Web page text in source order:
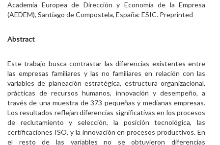
Academia Europea de Dirección y Economía de la Empresa
(AEDEM), Santiago de Compostela, España: ESIC. Preprinted
Abstract
Este trabajo busca contrastar las diferencias existentes entre
las empresas familiares y las no familiares en relación con las
variables de planeación estratégica, estructura organizacional,
prácticas de recursos humanos, innovación y desempeño, a
través de una muestra de 373 pequeñas y medianas empresas.
Los resultados reflejan diferencias significativas en los procesos
de reclutamiento y selección, la posición tecnológica, las
certificaciones ISO, y la innovación en procesos productivos. En
el resto de las variables no se obtuvieron diferencias